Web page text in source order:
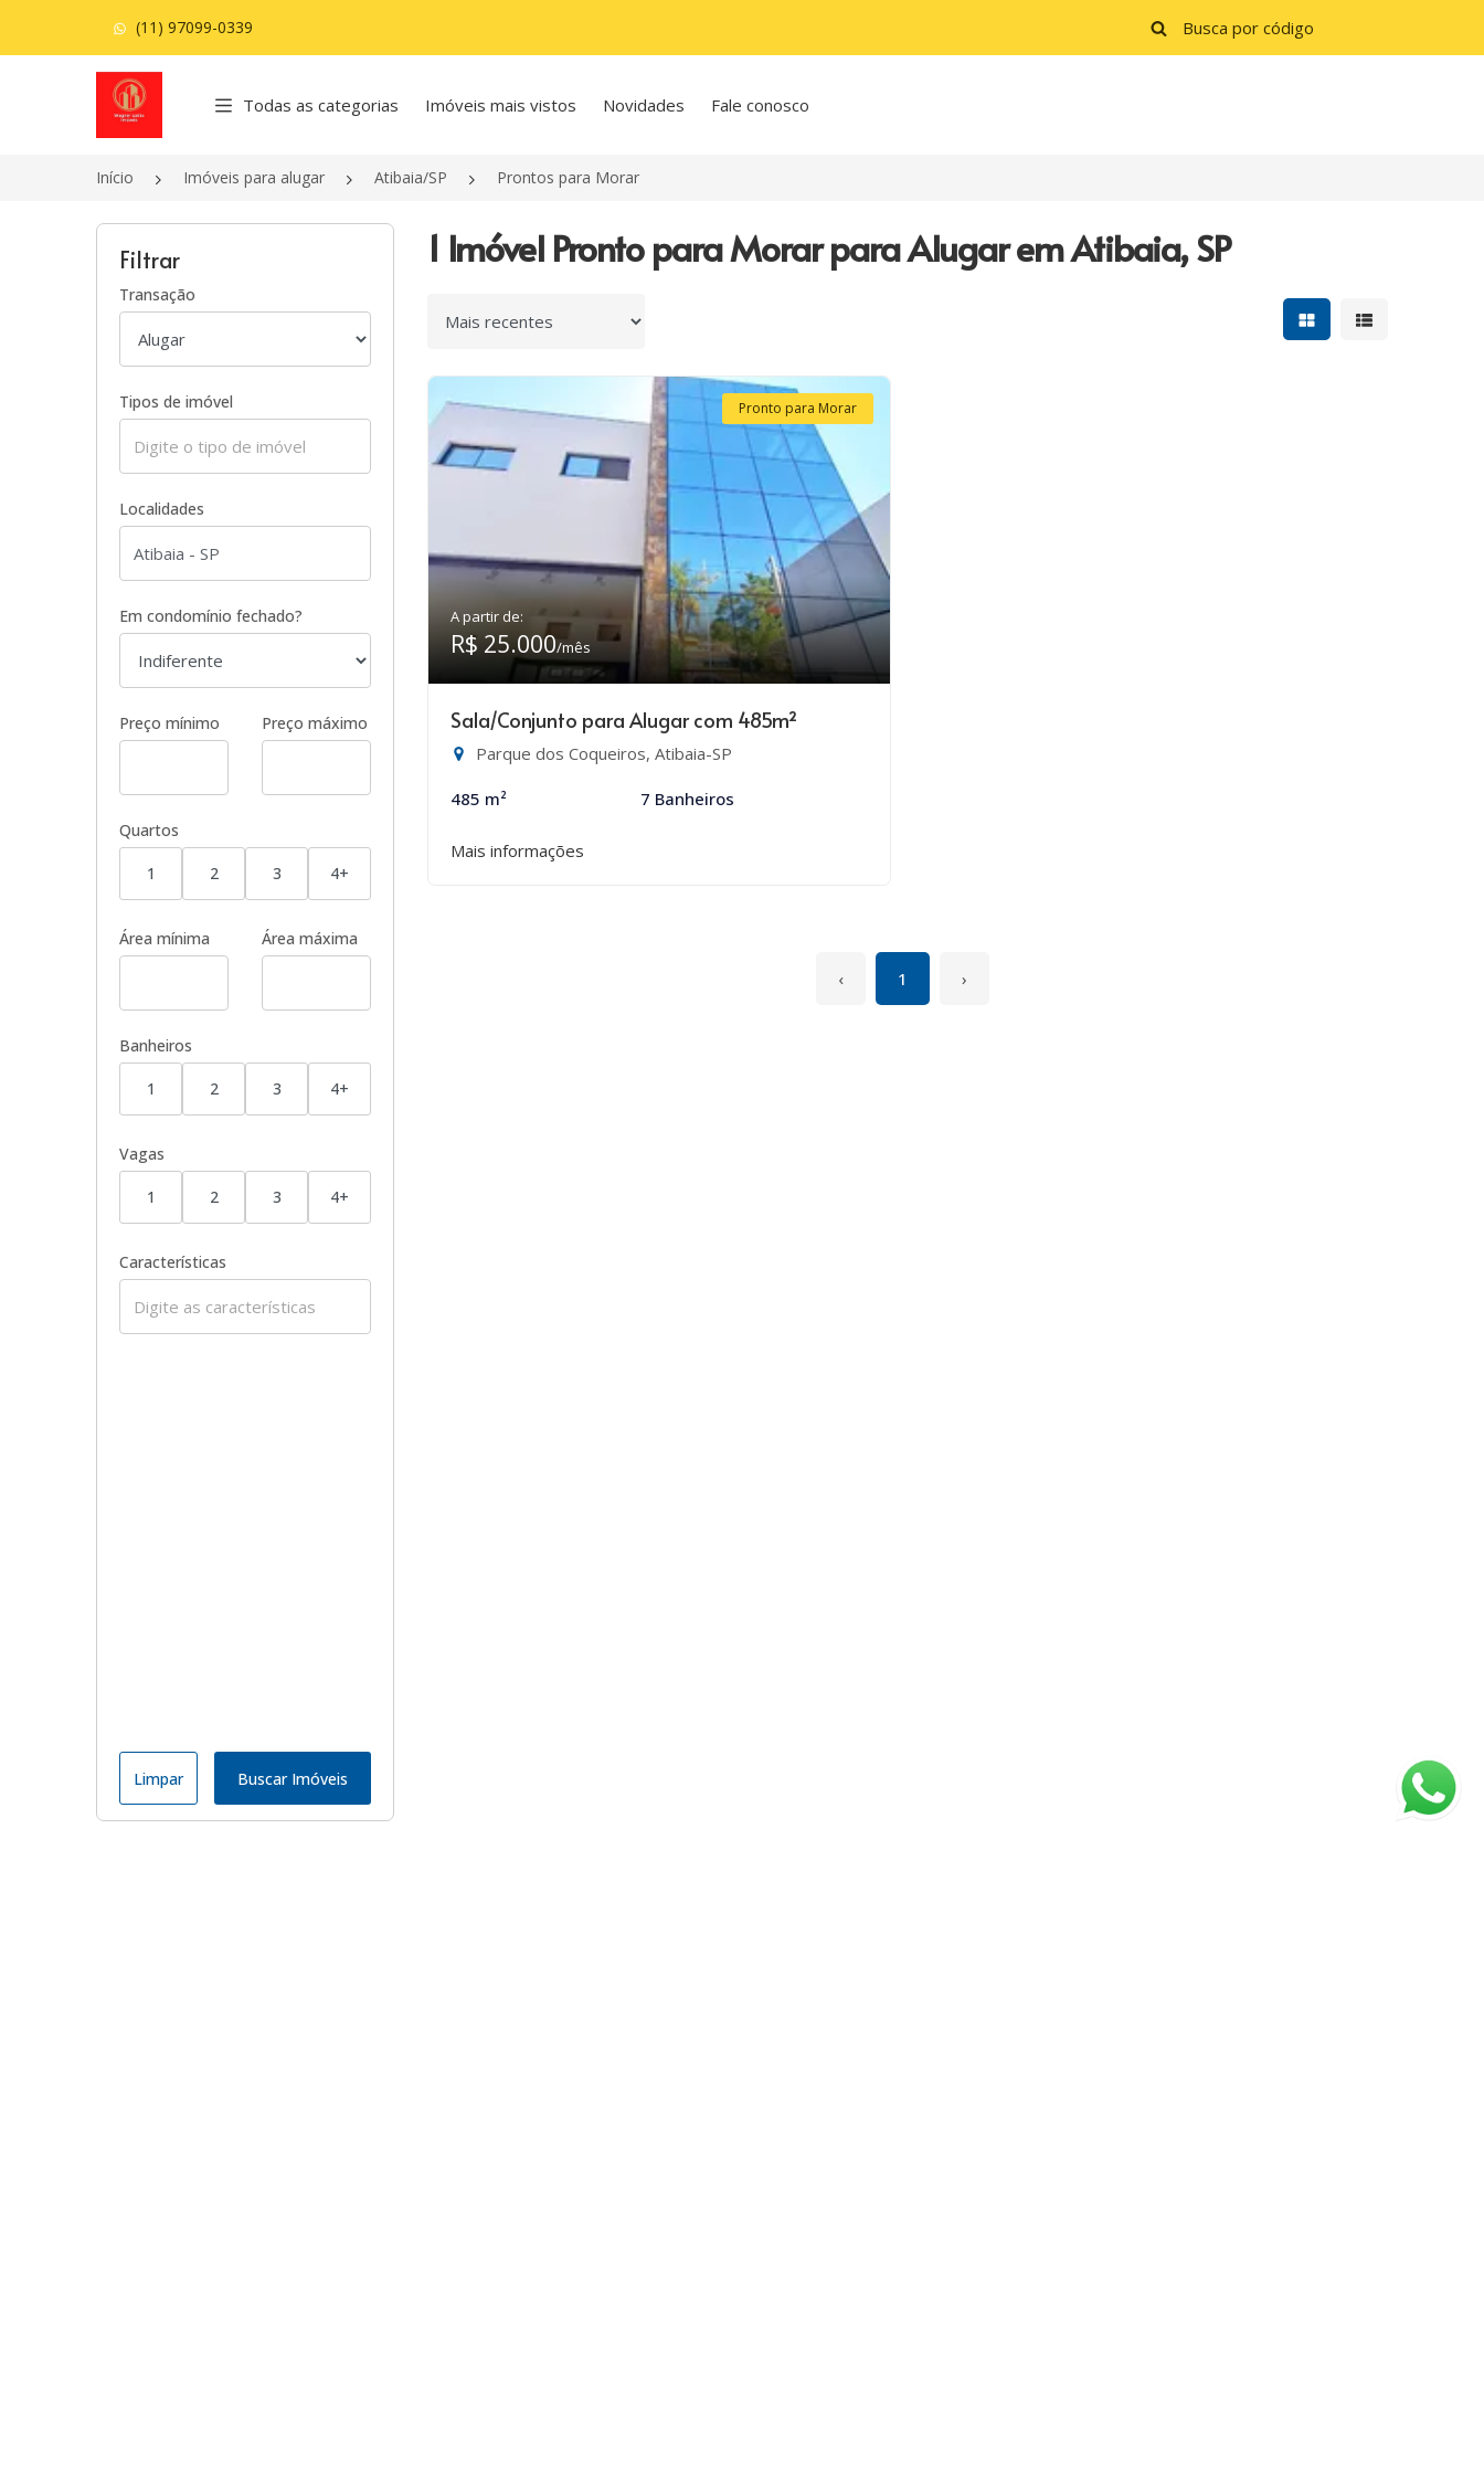
(11) 97099-0339
Página inicial
Todas as categorias Imóveis mais vistos Novidades Fale conosco
Início Imóveis para alugar Atibaia/SP Prontos para Morar
Filtrar
Transação
Tipos de imóvel
Localidades
Em condomínio fechado?
Preço mínimo Preço máximo
Quartos
1 2 3 4+
Área mínima Área máxima
Banheiros
1 2 3 4+
Vagas
1 2 3 4+
Características
Limpar Buscar Imóveis
1 Imóvel Pronto para Morar para Alugar em Atibaia, SP
Ordenar por Mostrar resultados
Mostrar
Pronto para Morar
A partir de:
R$ 25.000/mês
Sala/Conjunto para Alugar com 485m²
Parque dos Coqueiros, Atibaia-SP
485 m² 7 Banheiros
Mais informações
‹ 1 ›